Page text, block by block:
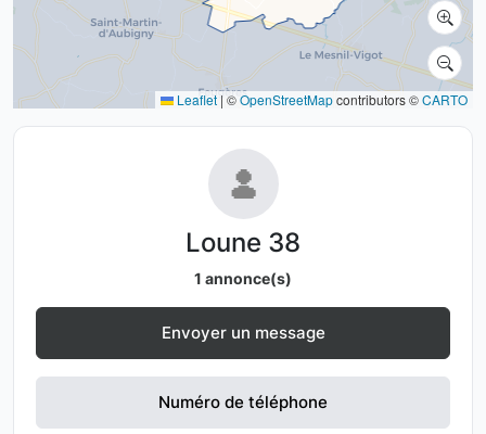
Leaflet | ©OpenStreetMapcontributors ©CARTO
Loune 38
1 annonce(s)
Envoyer un message
Numéro de téléphone